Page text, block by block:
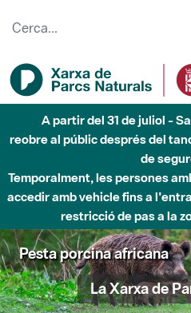
A partir del 31 de juliol -
reobre al públic després del
de
Temporalment, les persones
accedir amb vehicle fins a
restricció de pas a la
Pesta porcina africana
La Xarxa de